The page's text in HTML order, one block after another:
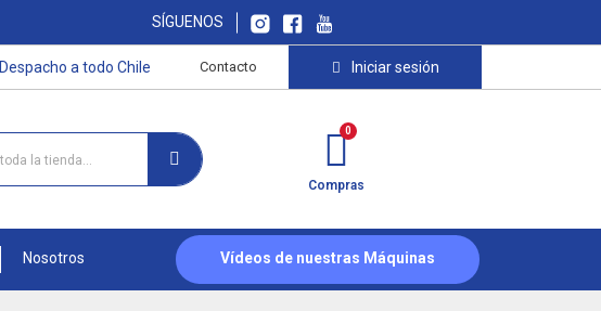
SÍGUENOS
Despacho a todo Chile Contacto Iniciar sesión
Compras
Nosotros Vídeos de nuestras Máquinas